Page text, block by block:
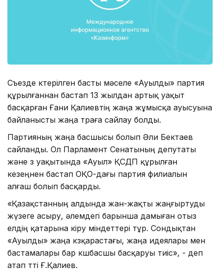
Съезде көтерілген басты мәселе «Ауылды» партия
құрылғаннан бастап 13 жылдан артық уақыт
басқарған Ғани Қалиевтің жаңа жұмысқа ауысуына
байланысты жаңа төраға сайлау болды.
Партияның жаңа басшысы болып Әли Бектаев
сайланды. Ол Парламент Сенатының депутаты
және өз уақытында «Ауыл» ҚСДП құрылған
кезеңнен бастап ОҚО-дағы партия филиалын
алғаш болып басқарды.
«Қазақстанның алдында жан-жақты жаңғыртуды
жүзеге асыру, әлемдегі барынша дамыған отыз
елдің қатарына кіру міндеттері тұр. Сондықтан
«Ауылды» жаңа көзқарастағы, жаңа идеялары мен
бастамалары бар көшбасшы басқаруы тиіс», - деп
атап өтті Ғ.Қалиев.